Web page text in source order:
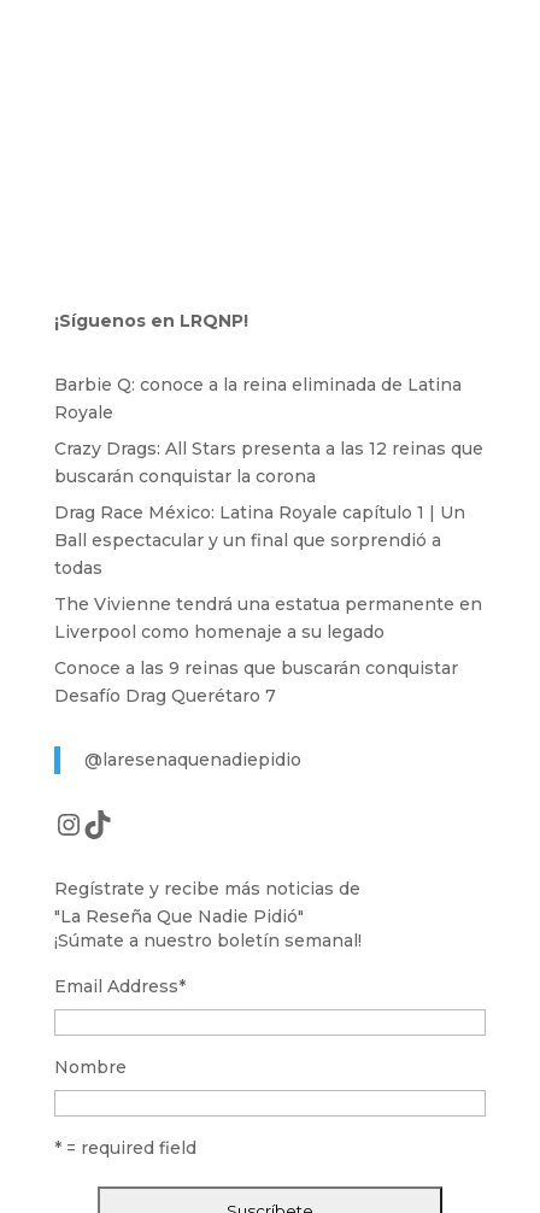
¡Síguenos en LRQNP!
Barbie Q: conoce a la reina eliminada de Latina
Royale
Crazy Drags: All Stars presenta a las 12 reinas que
buscarán conquistar la corona
Drag Race México: Latina Royale capítulo 1 | Un
Ball espectacular y un final que sorprendió a
todas
The Vivienne tendrá una estatua permanente en
Liverpool como homenaje a su legado
Conoce a las 9 reinas que buscarán conquistar
Desafío Drag Querétaro 7
@laresenaquenadiepidio
Instagram
TikTok
Regístrate y recibe más noticias de
"La Reseña Que Nadie Pidió"
¡Súmate a nuestro boletín semanal!
Email Address*
Nombre
* = required field